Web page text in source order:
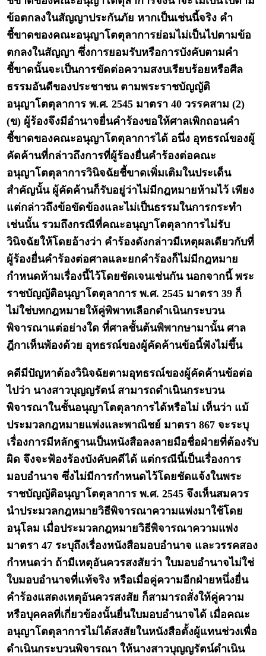
ข้อตกลงในสัญญาประกันภัย หากเป็นเช่นนี้จริง คำ
ชี้ขาดของคณะอนุญาโตตุลาการย่อมไม่เป็นไปตามข้อ
ตกลงในสัญญา ซึ่งการยอมรับหรือการบังคับตามคำ
ชี้ขาดนั้นจะเป็นการขัดต่อความสงบเรียบร้อยหรือศีล
ธรรมอันดีของประชาชน ตามพระราชบัญญัติ
อนุญาโตตุลาการ พ.ศ. 2545 มาตรา 40 วรรคสาม (2)
(ข) ผู้ร้องจึงมีอำนาจยื่นคำร้องขอให้ศาลเพิกถอนคำ
ชี้ขาดของคณะอนุญาโตตุลาการได้ อนึ่ง อุทธรณ์ของผู้
คัดค้านที่กล่าวถึงการที่ผู้ร้องยื่นคำร้องต่อคณะ
อนุญาโตตุลาการวินิจฉัยชี้ขาดเพิ่มเติมในประเด็น
สำคัญนั้น ผู้คัดค้านก็รับอยู่ว่าไม่มีกฎหมายห้ามไว้ เพียง
แต่กล่าวถึงข้อขัดข้องและไม่เป็นธรรมในการกระทำ
เช่นนั้น รวมถึงกรณีที่คณะอนุญาโตตุลาการไม่รับ
วินิจฉัยให้โดยอ้างว่า คำร้องดังกล่าวมีเหตุผลเดียวกับที่
ผู้ร้องยื่นคำร้องต่อศาลและยกคำร้องก็ไม่มีกฎหมาย
กำหนดห้ามเรื่องนี้ไว้โดยชัดเจนเช่นกัน นอกจากนี้ พระ
ราชบัญญัติอนุญาโตตุลาการ พ.ศ. 2545 มาตรา 39 ก็
ไม่ใช่บทกฎหมายให้คู่พิพาทเลือกดำเนินกระบวน
พิจารณาแต่อย่างใด ที่ศาลชั้นต้นพิพากษามานั้น ศาล
ฎีกาเห็นพ้องด้วย อุทธรณ์ของผู้คัดค้านข้อนี้ฟังไม่ขึ้น
คดีมีปัญหาต้องวินิจฉัยตามอุทธรณ์ของผู้คัดค้านข้อต่อ
ไปว่า นางสาวบุญญรัตน์ สามารถดำเนินกระบวน
พิจารณาในชั้นอนุญาโตตุลาการได้หรือไม่ เห็นว่า แม้
ประมวลกฎหมายแพ่งและพาณิชย์ มาตรา 867 จะระบุ
เรื่องการมีหลักฐานเป็นหนังสือลงลายมือชื่อฝ่ายที่ต้องรับ
ผิด จึงจะฟ้องร้องบังคับคดีได้ แต่กรณีนี้เป็นเรื่องการ
มอบอำนาจ ซึ่งไม่มีการกำหนดไว้โดยชัดแจ้งในพระ
ราชบัญญัติอนุญาโตตุลาการ พ.ศ. 2545 จึงเห็นสมควร
นำประมวลกฎหมายวิธีพิจารณาความแพ่งมาใช้โดย
อนุโลม เมื่อประมวลกฎหมายวิธีพิจารณาความแพ่ง
มาตรา 47 ระบุถึงเรื่องหนังสือมอบอำนาจ และวรรคสอง
กำหนดว่า ถ้ามีเหตุอันควรสงสัยว่า ใบมอบอำนาจไม่ใช่
ใบมอบอำนาจที่แท้จริง หรือเมื่อคู่ความอีกฝ่ายหนึ่งยื่น
คำร้องแสดงเหตุอันควรสงสัย ก็สามารถสั่งให้คู่ความ
หรือบุคคลที่เกี่ยวข้องนั้นยื่นใบมอบอำนาจได้ เมื่อคณะ
อนุญาโตตุลาการไม่ได้สงสัยในหนังสือตั้งผู้แทนช่วงเพื่อ
ดำเนินกระบวนพิจารณา ให้นางสาวบุญญรัตน์ดำเนิน